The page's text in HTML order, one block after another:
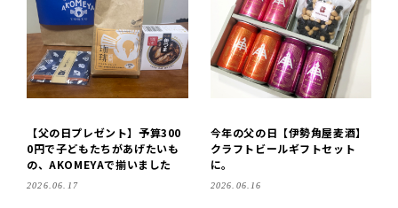
【父の日プレゼント】予算300
0円で子どもたちがあげたいも
の、AKOMEYAで揃いました
2026.06.17
今年の父の日【伊勢角屋麦酒】
クラフトビールギフトセット
に。
2026.06.16